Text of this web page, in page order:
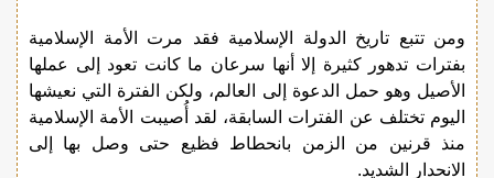
ومن تتبع تاريخ الدولة الإسلامية فقد مرت الأمة الإسلامية
بفترات تدهور كثيرة إلا أنها سرعان ما كانت تعود إلى عملها
الأصيل وهو حمل الدعوة إلى العالم، ولكن الفترة التي نعيشها
اليوم تختلف عن الفترات السابقة، لقد أُصيبت الأمة الإسلامية
منذ قرنين من الزمن بانحطاط فظيع حتى وصل بها إلى
الانحدار الشديد.